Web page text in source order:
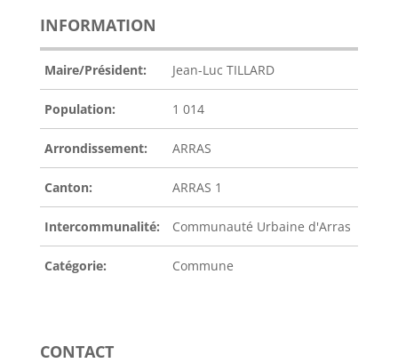
INFORMATION
Maire/Président: Jean-Luc TILLARD
Population: 1 014
Arrondissement: ARRAS
Canton: ARRAS 1
Intercommunalité: Communauté Urbaine d'Arras
Catégorie: Commune
CONTACT